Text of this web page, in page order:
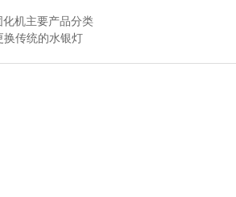
化机主要产品分类
换传统的水银灯